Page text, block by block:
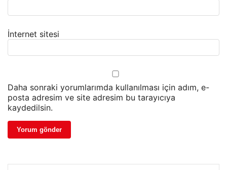
İnternet sitesi
Daha sonraki yorumlarımda kullanılması için adım, e-
posta adresim ve site adresim bu tarayıcıya
kaydedilsin.